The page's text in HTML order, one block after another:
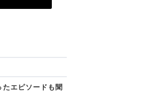
エピソードも聞